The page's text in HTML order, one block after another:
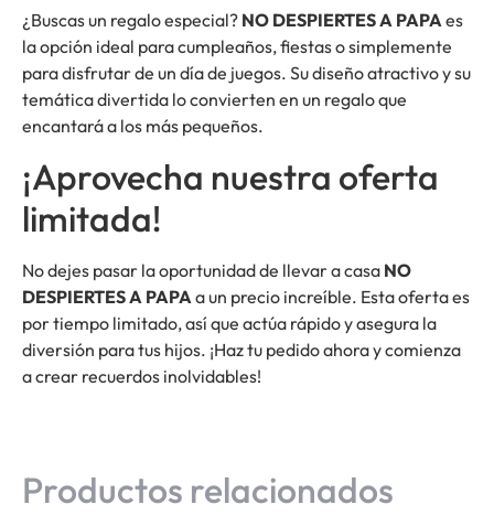
¿Buscas un regalo especial? NO DESPIERTES A PAPAes
la opción ideal para cumpleaños, fiestas o simplemente
para disfrutar de un día de juegos. Su diseño atractivo y su
temática divertida lo convierten en un regalo que
encantará a los más pequeños.
¡Aprovecha nuestra oferta
limitada!
No dejes pasar la oportunidad de llevar a casa NO
DESPIERTES A PAPA a un precio increíble. Esta oferta es
por tiempo limitado, así que actúa rápido y asegura la
diversión para tus hijos. ¡Haz tu pedido ahora y comienza
a crear recuerdos inolvidables!
Productos relacionados